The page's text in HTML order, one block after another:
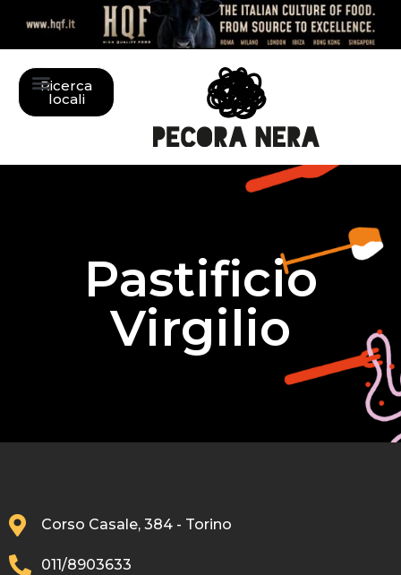
Ricerca
locali
Pastificio
Virgilio
Corso Casale, 384 - Torino
011/8903633